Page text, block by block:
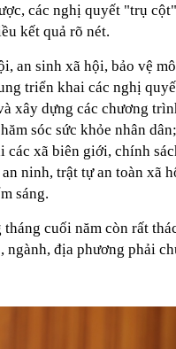
các nghị quyết "trụ
kết quả rõ nét.
an sinh xã hội, bảo vệ
triển khai các nghị
xây dựng các chương
sóc sức khỏe nhân
xã biên giới, chính
ninh, trật tự an toàn xã
sáng.
cuối năm còn rất
ngành, địa phương phải